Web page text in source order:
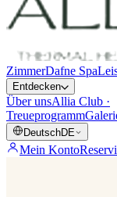
ZimmerDafne Spa
Entdecken
Über unsAllia Club ·
Treueprogramm
DeutschDE
Mein Konto